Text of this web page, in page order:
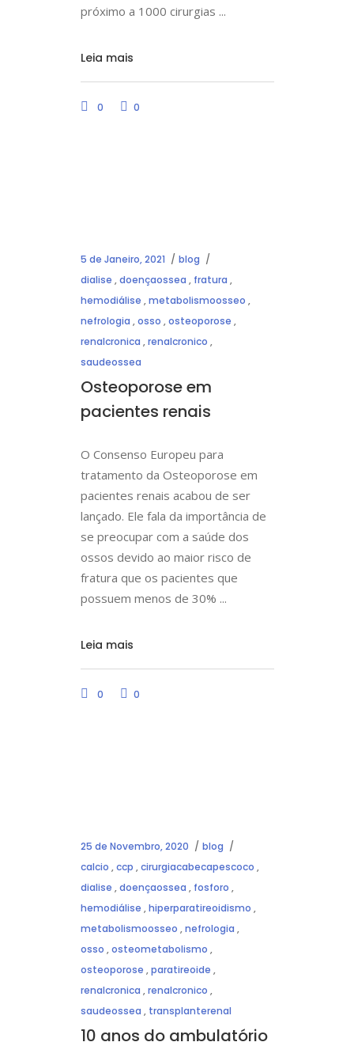
próximo a 1000 cirurgias
Leia mais
0 0
5 de Janeiro, 2021
blog
dialise ,doençaossea , fratura ,
hemodiálise ,metabolismoosseo ,
nefrologia ,osso ,osteoporose ,
renalcronica ,renalcronico ,
saudeossea
Osteoporose em
pacientes renais
O Consenso Europeu para
tratamento da Osteoporose em
pacientes renais acabou de ser
lançado. Ele fala da importância de
se preocupar com a saúde dos
ossos devido ao maior risco de
fratura que os pacientes que
possuem menos de 30%
Leia mais
0 0
25 de Novembro, 2020
blog
calcio ,ccp ,cirurgiacabecapescoco ,
dialise ,doençaossea , fosforo ,
hemodiálise ,hiperparatireoidismo ,
metabolismoosseo ,nefrologia ,
osso ,osteometabolismo ,
osteoporose ,paratireoide ,
renalcronica ,renalcronico ,
saudeossea , transplanterenal
10 anos do ambulatório